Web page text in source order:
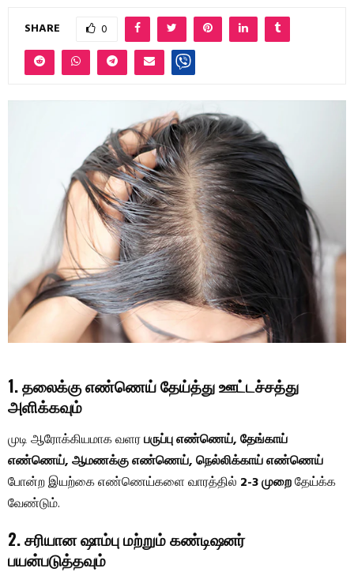
SHARE 0
1. தலைக்கு எண்ணெய் தேய்த்து ஊட்டச்சத்து
அளிக்கவும்
முடி ஆரோக்கியமாக வளரபருப்பு எண்ணெய், தேங்காய்
எண்ணெய், ஆமணக்கு எண்ணெய், நெல்லிக்காய் எண்ணெய்
போன்ற இயற்கை எண்ணெய்களை வாரத்தில் 2-3 முறைதேய்க்க
வேண்டும்.
2. சரியான ஷாம்பு மற்றும் கண்டிஷனர்
பயன்படுத்தவும்